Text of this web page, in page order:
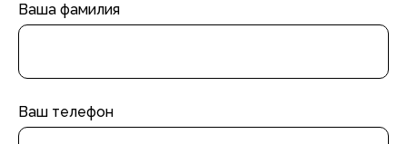
Ваша фамилия
Ваш телефон